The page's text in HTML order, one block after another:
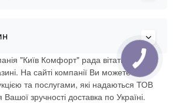
"Київ Комфорт" рада вітати Вас в
На сайті компанії Ви можете
та послугами, які надаються ТОВ
зручності доставка по Україні.